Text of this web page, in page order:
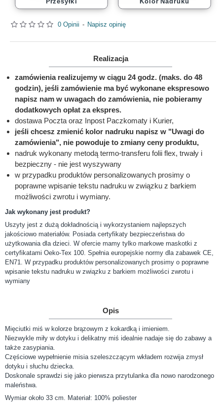
0 Opinii - Napisz opinię
Realizacja
zamówienia realizujemy w ciągu 24 godz. (maks. do 48
godzin), jeśli zamówienie ma być wykonane ekspresowo
napisz nam w uwagach do zamówienia, nie pobieramy
dodatkowych opłat za ekspres.
dostawa Poczta oraz Inpost Paczkomaty i Kurier,
jeśli chcesz zmienić kolor nadruku napisz w "Uwagi do
zamówienia", nie powoduje to zmiany ceny produktu,
nadruk wykonany metodą termo-transferu folii flex, trwały i
bezpieczny - nie jest wyszywany
w przypadku produktów personalizowanych prosimy o
poprawne wpisanie tekstu nadruku w związku z barkiem
możliwości zwrotu i wymiany.
Jak wykonany jest produkt?
Uszyty jest z dużą dokładnością i wykorzystaniem najlepszych
jakościowo materiałów. Posiada certyfikaty bezpieczeństwa do
użytkowania dla dzieci. W ofercie mamy tylko markowe maskotki z
certyfikatami Oeko-Tex 100. Spełnia europejskie normy dla zabawek CE,
EN71. W przypadku produktów personalizowanych prosimy o poprawne
wpisanie tekstu nadruku w związku z barkiem możliwości zwrotu i
wymiany
Opis
Mięciutki miś w kolorze brązowym z kokardką i imieniem.
Niezwykle miły w dotyku i delikatny miś idealnie nadaje się do zabawy a
także zasypiania.
Częściowe wypełnienie misia szeleszczącym wkładem rozwija zmysł
dotyku i słuchu dziecka.
Doskonale sprawdzi się jako pierwsza przytulanka dla nowo narodzonego
maleństwa.
Wymiar około 33 cm. Materiał: 100% poliester